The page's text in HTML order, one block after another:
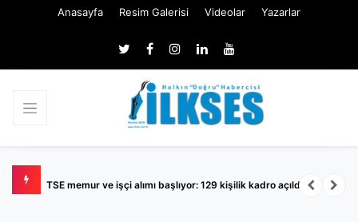
Anasayfa Resim Galerisi Videolar Yazarlar
TSE memur ve işçi alımı başlıyor: 129 kişilik kadro açıldı